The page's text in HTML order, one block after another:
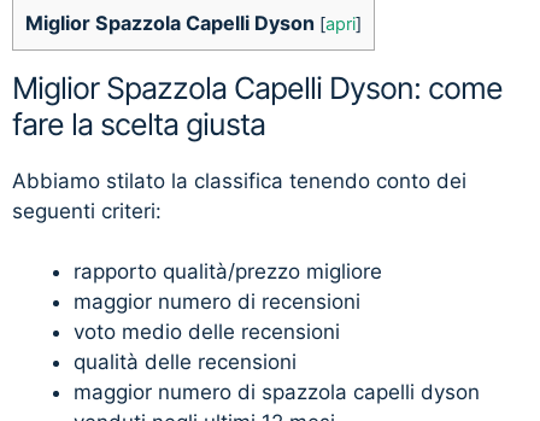
Miglior Spazzola Capelli Dyson [apri]
Miglior Spazzola Capelli Dyson: come
fare la scelta giusta
Abbiamo stilato la classifica tenendo conto dei
seguenti criteri:
rapporto qualità/prezzo migliore
maggior numero di recensioni
voto medio delle recensioni
qualità delle recensioni
maggior numero di spazzola capelli dyson